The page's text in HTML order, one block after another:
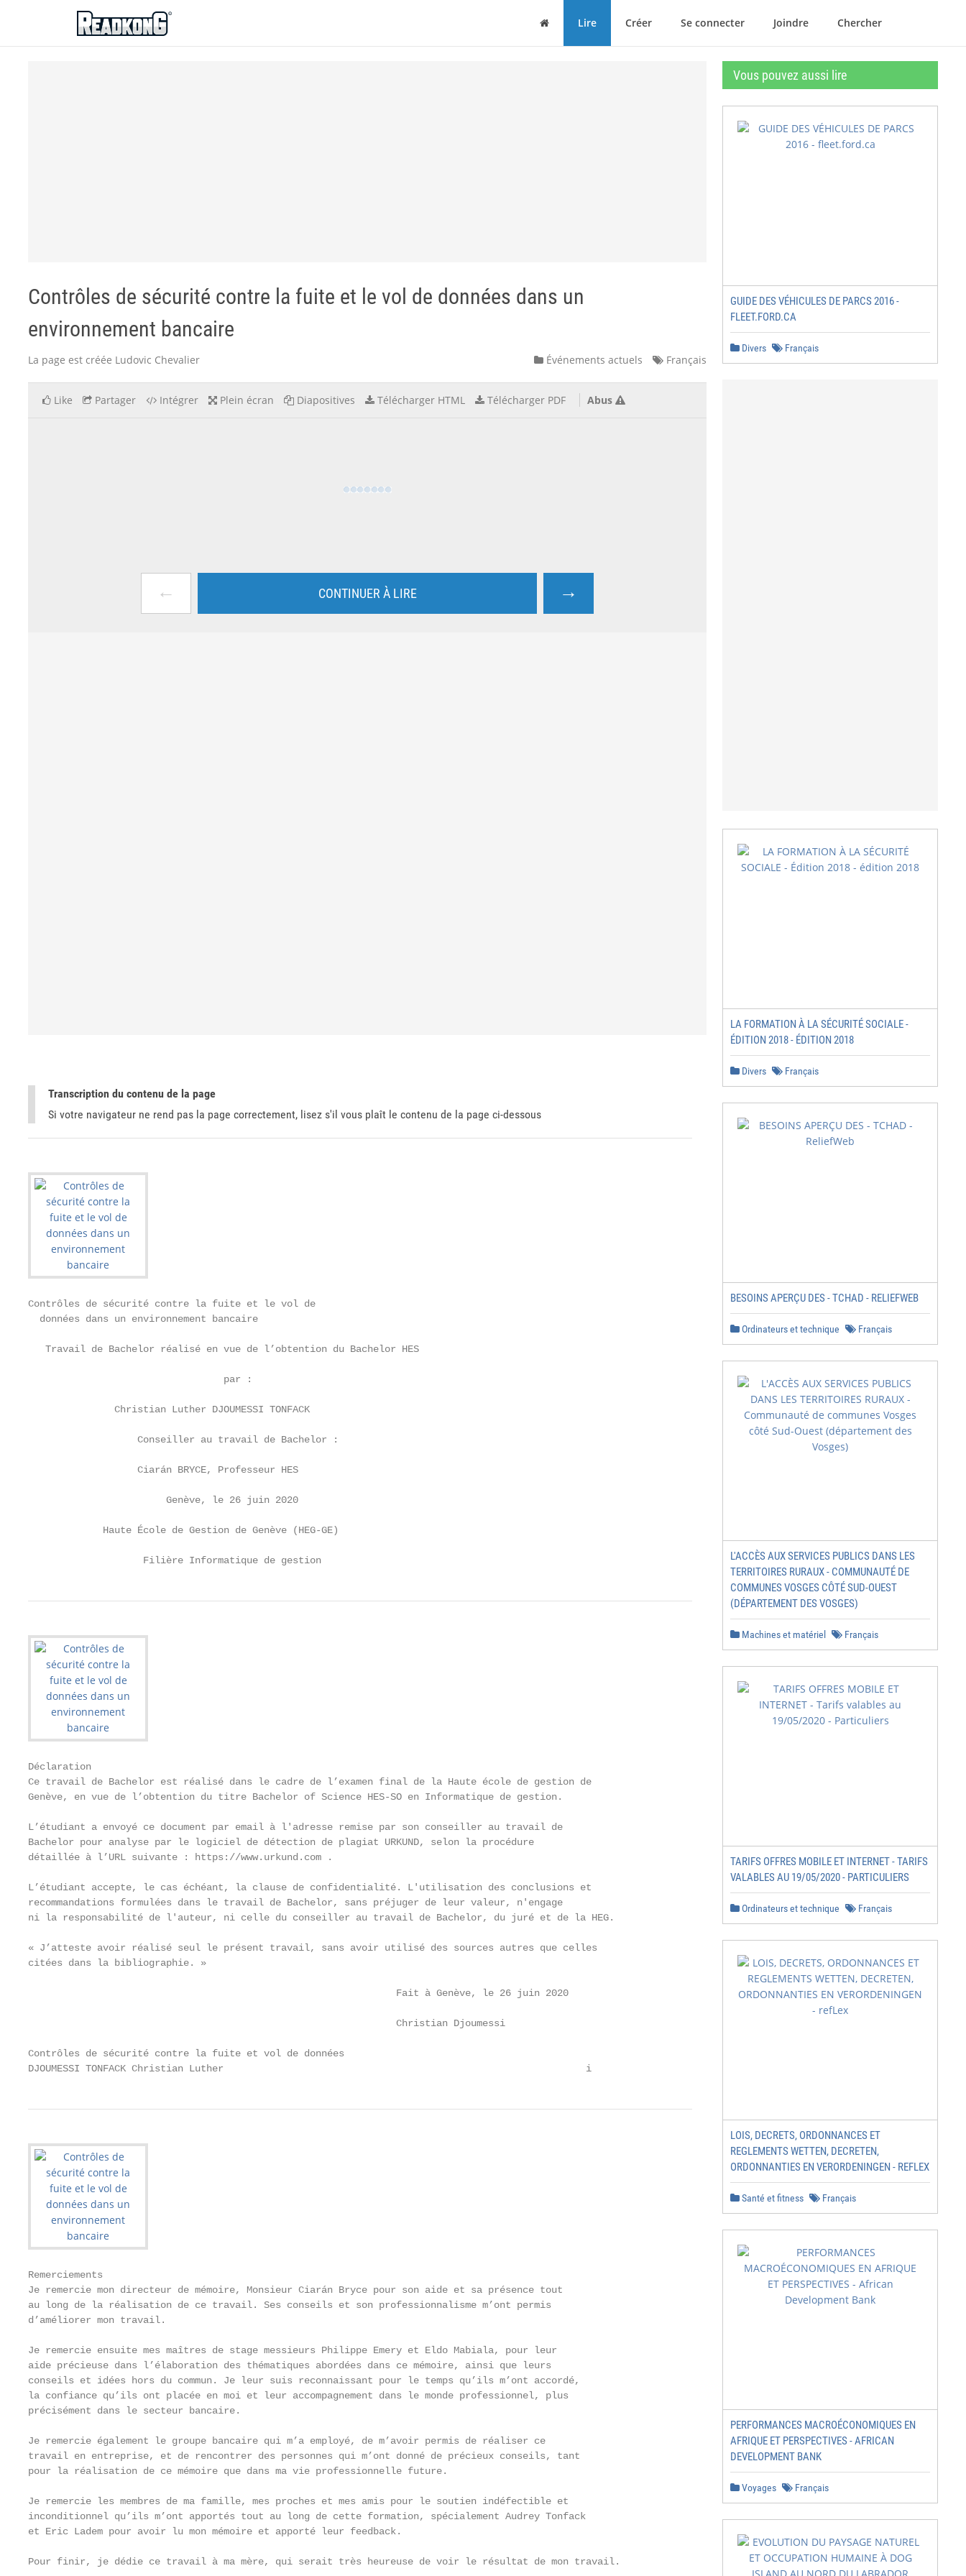
ReadkonG
MaisonLire Créer Se connecter Joindre Chercher
Contrôles de sécurité contre la fuite et le vol de données dans un
environnement bancaire
La page est créée Ludovic Chevalier Événements actuels Français
Like Partager Intégrer Plein écran Diapositives Télécharger HTML Télécharger PDF Abus
← CONTINUER À LIRE →
Transcription du contenu de la page
Si votre navigateur ne rend pas la page correctement, lisez s'il vous plaît le contenu de la page ci-dessous
Contrôles de sécurité contre la fuite et le vol de
  données dans un environnement bancaire
   Travail de Bachelor réalisé en vue de l’obtention du Bachelor HES
                                  par :
               Christian Luther DJOUMESSI TONFACK
                   Conseiller au travail de Bachelor :
                   Ciarán BRYCE, Professeur HES
                        Genève, le 26 juin 2020
             Haute École de Gestion de Genève (HEG-GE)
                    Filière Informatique de gestion
Déclaration
Ce travail de Bachelor est réalisé dans le cadre de l’examen final de la Haute école de gestion de
Genève, en vue de l’obtention du titre Bachelor of Science HES-SO en Informatique de gestion.
L’étudiant a envoyé ce document par email à l'adresse remise par son conseiller au travail de
Bachelor pour analyse par le logiciel de détection de plagiat URKUND, selon la procédure
détaillée à l’URL suivante : https://www.urkund.com .
L’étudiant accepte, le cas échéant, la clause de confidentialité. L'utilisation des conclusions et
recommandations formulées dans le travail de Bachelor, sans préjuger de leur valeur, n'engage
ni la responsabilité de l'auteur, ni celle du conseiller au travail de Bachelor, du juré et de la HEG.
« J’atteste avoir réalisé seul le présent travail, sans avoir utilisé des sources autres que celles
citées dans la bibliographie. »
                                                                Fait à Genève, le 26 juin 2020
                                                                Christian Djoumessi
Contrôles de sécurité contre la fuite et vol de données
DJOUMESSI TONFACK Christian Luther                                                               i
Remerciements
Je remercie mon directeur de mémoire, Monsieur Ciarán Bryce pour son aide et sa présence tout
au long de la réalisation de ce travail. Ses conseils et son professionnalisme m’ont permis
d’améliorer mon travail.
Je remercie ensuite mes maîtres de stage messieurs Philippe Emery et Eldo Mabiala, pour leur
aide précieuse dans l’élaboration des thématiques abordées dans ce mémoire, ainsi que leurs
conseils et idées hors du commun. Je leur suis reconnaissant pour le temps qu’ils m’ont accordé,
la confiance qu’ils ont placée en moi et leur accompagnement dans le monde professionnel, plus
précisément dans le secteur bancaire.
Je remercie également le groupe bancaire qui m’a employé, de m’avoir permis de réaliser ce
travail en entreprise, et de rencontrer des personnes qui m’ont donné de précieux conseils, tant
pour la réalisation de ce mémoire que dans ma vie professionnelle future.
Je remercie les membres de ma famille, mes proches et mes amis pour le soutien indéfectible et
inconditionnel qu’ils m’ont apportés tout au long de cette formation, spécialement Audrey Tonfack
et Eric Ladem pour avoir lu mon mémoire et apporté leur feedback.
Pour finir, je dédie ce travail à ma mère, qui serait très heureuse de voir le résultat de mon travail.
Vous pouvez aussi lire
GUIDE DES VÉHICULES DE PARCS 2016 -
FLEET.FORD.CA
Divers Français
LA FORMATION À LA SÉCURITÉ SOCIALE -
ÉDITION 2018 - ÉDITION 2018
Divers Français
BESOINS APERÇU DES - TCHAD - RELIEFWEB
Ordinateurs et technique Français
L'ACCÈS AUX SERVICES PUBLICS DANS LES
TERRITOIRES RURAUX - COMMUNAUTÉ DE
COMMUNES VOSGES CÔTÉ SUD-OUEST
(DÉPARTEMENT DES VOSGES)
Machines et matériel Français
TARIFS OFFRES MOBILE ET INTERNET - TARIFS
VALABLES AU 19/05/2020 - PARTICULIERS
Ordinateurs et technique Français
LOIS, DECRETS, ORDONNANCES ET
REGLEMENTS WETTEN, DECRETEN,
ORDONNANTIES EN VERORDENINGEN - REFLEX
Santé et fitness Français
PERFORMANCES MACROÉCONOMIQUES EN
AFRIQUE ET PERSPECTIVES - AFRICAN
DEVELOPMENT BANK
Voyages Français